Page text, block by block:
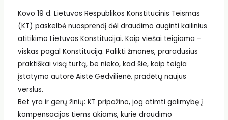
Kovo 19 d. Lietuvos Respublikos Konstitucinis Teismas
(KT) paskelbė nuosprendį dėl draudimo auginti kailinius
atitikimo Lietuvos Konstitucijai. Kaip viešai teigiama –
viskas pagal Konstituciją. Palikti žmones, praradusius
praktiškai visą turtą, be nieko, kad šie, kaip teigia
įstatymo autorė Aistė Gedvilienė, pradėtų naujus
verslus.
Bet yra ir gerų žinių: KT pripažino, jog atimti galimybę į
kompensacijas tiems ūkiams, kurie draudimo